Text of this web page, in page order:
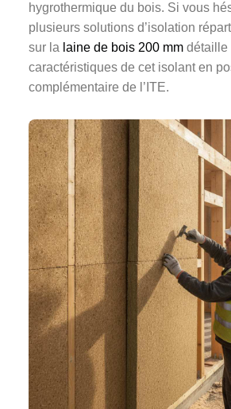
hygrothermique du bois. Si vous
plusieurs solutions d’isolation
sur la laine de bois 200 mm détaille
caractéristiques de cet isolant en
complémentaire de l’ITE.